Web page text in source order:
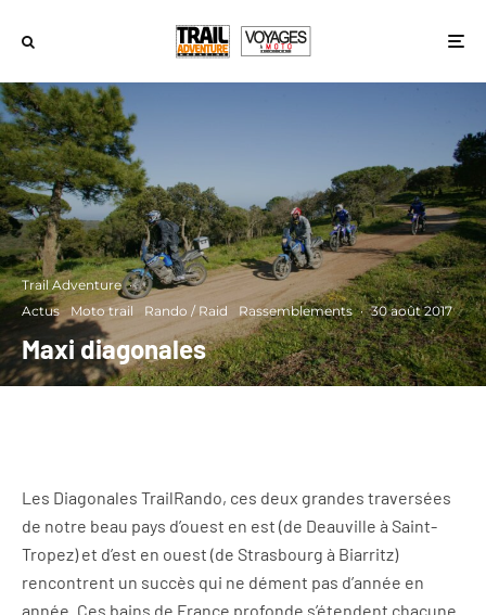
Trail Adventure ·
Actus
Moto trail Rando / Raid Rassemblements · 30 août 2017
Maxi diagonales
Les Diagonales TrailRando, ces deux grandes traversées
de notre beau pays d’ouest en est (de Deauville à Saint-
Tropez) et d’est en ouest (de Strasbourg à Biarritz)
rencontrent un succès qui ne dément pas d’année en
année. Ces bains de France profonde s’étendent chacune